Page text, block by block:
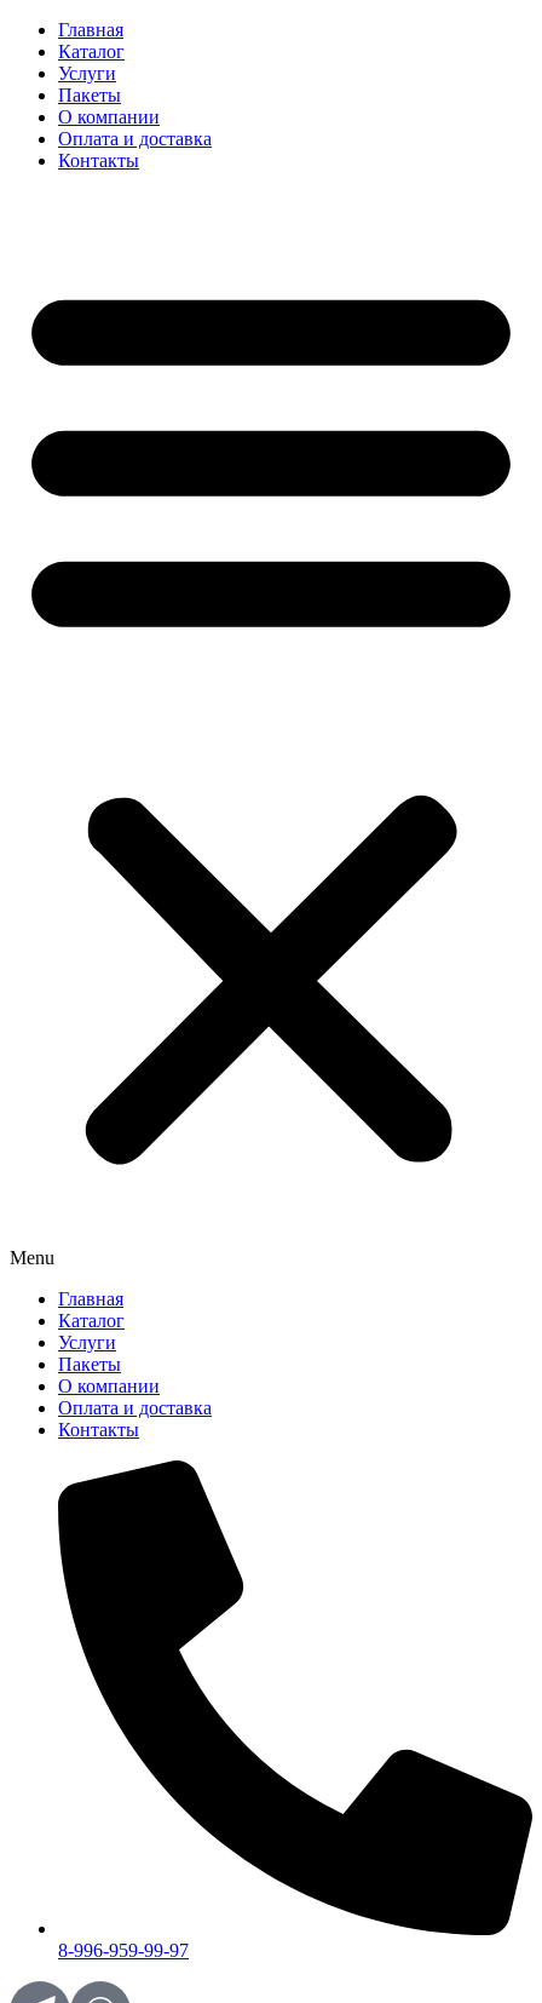
Главная
Каталог
Услуги
Пакеты
О компании
Оплата и доставка
Контакты
Menu
Главная
Каталог
Услуги
Пакеты
О компании
Оплата и доставка
Контакты
8-996-959-99-97